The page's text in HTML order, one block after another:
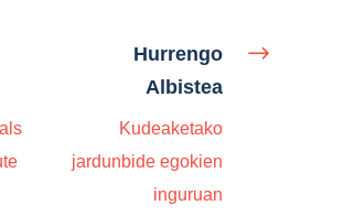
Hurrengo
Albistea
Kudeaketako
jardunbide egokien
inguruan